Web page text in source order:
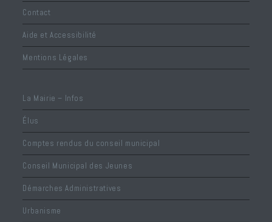
Contact
Aide et Accessibilité
Mentions Légales
La Mairie – Infos
Élus
Comptes rendus du conseil municipal
Conseil Municipal des Jeunes
Démarches Administratives
Urbanisme